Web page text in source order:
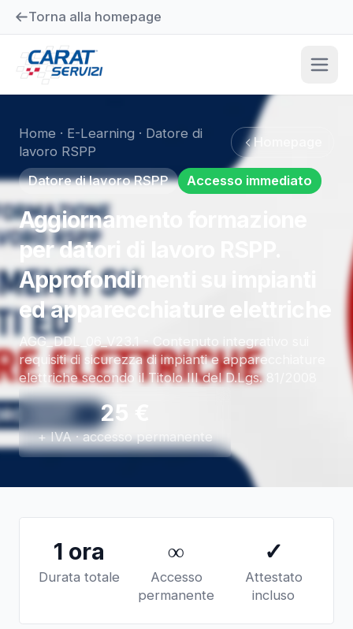
Torna alla homepage
Home · E-Learning · Datore di
lavoro RSPP
Homepage
Datore di lavoro RSPP Accesso immediato
Aggiornamento formazione
per datori di lavoro RSPP.
Approfondimenti su impianti
ed apparecchiature elettriche
AGG_DDL_06_V23.1 - Contenuto integrativo sui
requisiti di sicurezza di impianti e apparecchiature
elettriche secondo il Titolo III del D.Lgs. 81/2008
25
+ IVA · accesso permanente
1 ora
Durata totale
∞
Accesso
permanente
✓
Attestato
incluso